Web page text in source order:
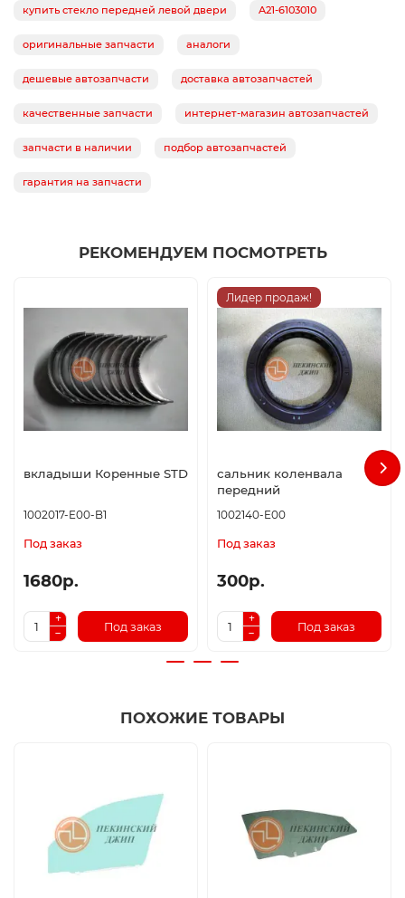
купить стекло передней левой двери A21-6103010
оригинальные запчасти аналоги
дешевые автозапчасти доставка автозапчастей
качественные запчасти интернет-магазин автозапчастей
запчасти в наличии подбор автозапчастей
гарантия на запчасти
РЕКОМЕНДУЕМ ПОСМОТРЕТЬ
вкладыши Коренные STD
1002017-E00-B1
Под заказ
1680р.
Под заказ
Лидер продаж!
сальник коленвала
передний
1002140-E00
Под заказ
300р.
Под заказ
ПОХОЖИЕ ТОВАРЫ